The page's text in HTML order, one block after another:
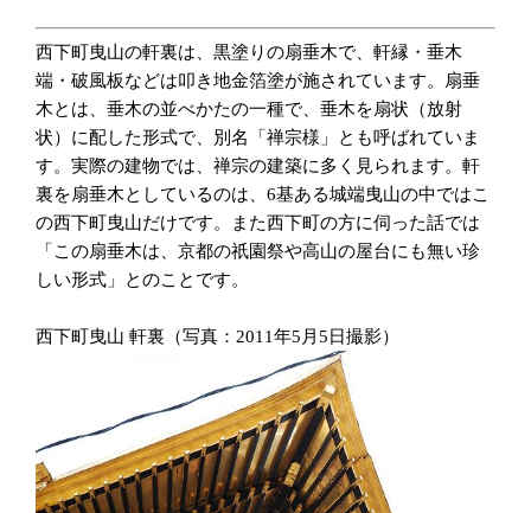
西下町曳山の軒裏は、黒塗りの扇垂木で、軒縁・垂木
端・破風板などは叩き地金箔塗が施されています。扇垂
木とは、垂木の並べかたの一種で、垂木を扇状（放射
状）に配した形式で、別名「禅宗様」とも呼ばれていま
す。実際の建物では、禅宗の建築に多く見られます。軒
裏を扇垂木としているのは、6基ある城端曳山の中ではこ
の西下町曳山だけです。また西下町の方に伺った話では
「この扇垂木は、京都の祇園祭や高山の屋台にも無い珍
しい形式」とのことです。
西下町曳山 軒裏（写真：2011年5月5日撮影）